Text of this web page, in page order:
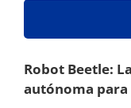
Robot Beetle:
autónoma